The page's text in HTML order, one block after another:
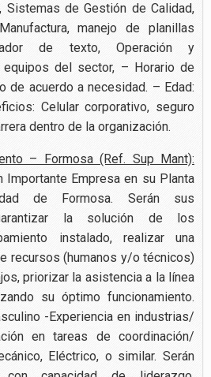
Sistemas de Gestión de Calidad,
manejo de planillas
de texto, Operación y
del sector, – Horario de
de acuerdo a necesidad. – Edad:
Celular corporativo, seguro
dentro de la organización.
– Formosa (Ref. Sup Mant):
Importante Empresa en su Planta
de Formosa. Serán sus
la solución de los
instalado, realizar una
recursos (humanos y/o técnicos)
priorizar la asistencia a la línea
su óptimo funcionamiento.
-Experiencia en industrias/
en tareas de coordinación/
Eléctrico, o similar. Serán